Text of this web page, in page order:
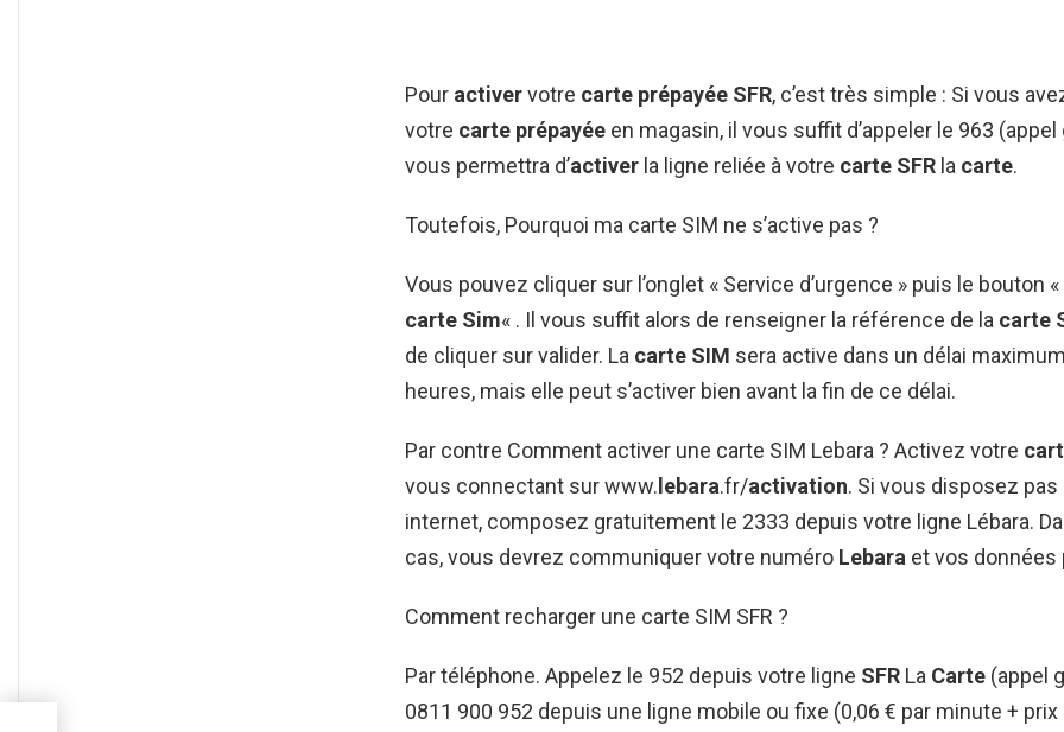
Pour activervotre carte prépayée SFR, c’est très simple : Si vous
votre carte prépayée en magasin, il vous suffit d’appeler le 963
vous permettra d’activer la ligne reliée à votre carte SFR la carte.
Toutefois, Pourquoi ma carte SIM ne s’active pas ?
Vous pouvez cliquer sur l’onglet « Service d’urgence » puis le bouton
carte Sim« . Il vous suffit alors de renseigner la référence de la carte
de cliquer sur valider. La carte SIM sera active dans un délai
heures, mais elle peut s’activer bien avant la fin de ce délai.
Par contre Comment activer une carte SIM Lebara ? Activez votre
vous connectant sur www. lebara.fr/activation. Si vous disposez pas
internet, composez gratuitement le 2333 depuis votre ligne Lébara.
cas, vous devrez communiquer votre numéro Lebara et vos données
Comment recharger une carte SIM SFR ?
Par téléphone. Appelez le 952 depuis votre ligne SFR La Carte (appel
0811 900 952 depuis une ligne mobile ou fixe (0,06 € par minute + prix